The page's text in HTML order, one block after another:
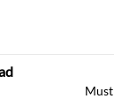
Must